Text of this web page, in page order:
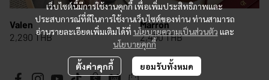
Valen
2,290 THB
Marron
2,490 THB
เว็บไซต์นี้มีการใช้งานคุกกี้ เพื่อเพิ่มประสิทธิภาพและ
ประสบการณ์ที่ดีในการใช้งานเว็บไซต์ของท่าน ท่านสามารถ
อ่านรายละเอียดเพิ่มเติมได้ที่ นโยบายความเป็นส่วนตัว และ
นโยบายคุกกี้
ตั้งค่าคุกกี้ ยอมรับทั้งหมด